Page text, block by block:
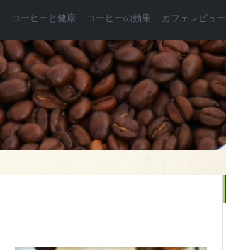
コーヒーと健康 コーヒーの効果 カフェレビュー